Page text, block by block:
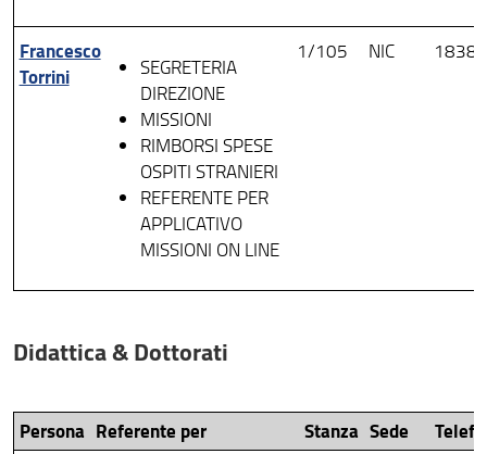
Francesco
Torrini
SEGRETERIA
DIREZIONE
MISSIONI
RIMBORSI SPESE
OSPITI STRANIERI
REFERENTE PER
APPLICATIVO
MISSIONI ON LINE
1/105 NIC 1838
Didattica & Dottorati
Persona Referente per Stanza Sede